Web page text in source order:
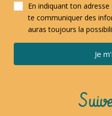
En indiquant ton
te communiquer des
auras toujours la
Je